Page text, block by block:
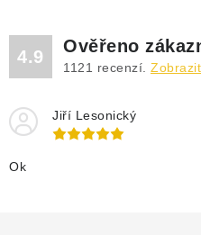
4.9
Ověřeno
1121 recenzí.
Jiří Lesonický
Ok